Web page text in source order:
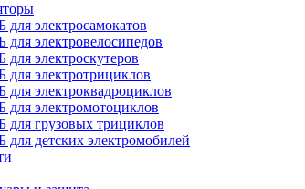
для электросамокатов
для электровелосипедов
для электроскутеров
для электротрициклов
для электроквадроциклов
для электромотоциклов
для грузовых трициклов
для детских электромобилей